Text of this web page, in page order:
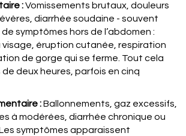
:Vomissements brutaux, douleurs
diarrhée soudaine - souvent
symptômes hors de l’abdomen :
éruption cutanée, respiration
de gorge qui se ferme. Tout cela
de deux heures, parfois en cinq
:Ballonnements, gaz excessifs,
à modérées, diarrhée chronique ou
symptômes apparaissent